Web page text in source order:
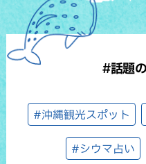
#話題
#沖縄観光スポット
#シウマ占い